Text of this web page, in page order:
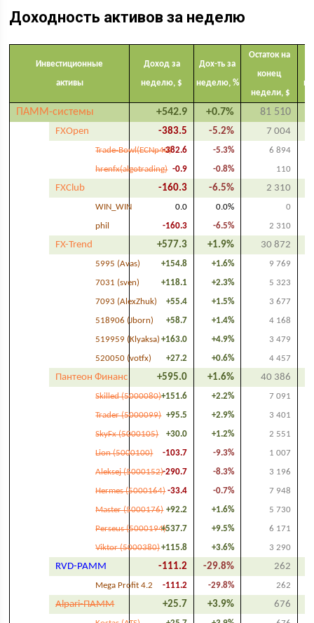
Доходность активов за неделю
Инвестиционные
активы
Доход за
неделю, $
Дох-ть за
неделю, %
Остаток на
конец
недели, $
ПАММ-системы +542.9 +0.7% 81 510
FXOpen -383.5 -5.2% 7 004
Trade-Bowl(ECNp40)-382.6 -5.3% 6 894
hrenfx(algotrading) -0.9 -0.8% 110
FXClub -160.3 -6.5% 2 310
WIN_WIN 0.0 0.0% 0
phil -160.3 -6.5% 2 310
FX-Trend +577.3 +1.9% 30 872
5995 (Avas) +154.8 +1.6% 9 769
7031 (sven) +118.1 +2.3% 5 323
7093 (AlexZhuk) +55.4 +1.5% 3 677
518906 (Jborn) +58.7 +1.4% 4 168
519959 (Klyaksa) +163.0 +4.9% 3 479
520050 (votfx) +27.2 +0.6% 4 457
Пантеон Финанс +595.0 +1.6% 40 386
Skilled (5000080)+151.6 +2.2% 7 091
Trader (5000099) +95.5 +2.9% 3 401
SkyFx (5000105) +30.0 +1.2% 2 551
Lion (5000100) -103.7 -9.3% 1 007
Aleksej (5000152)-290.7 -8.3% 3 196
Hermes (5000164) -33.4 -0.7% 7 948
Master (5000176) +92.2 +1.6% 5 730
Perseus (5000194)+537.7 +9.5% 6 171
Viktor (5000380)+115.8 +3.6% 3 290
RVD-PAMM -111.2 -29.8% 262
Mega Profit 4.2 -111.2 -29.8% 262
Alpari-ПАММ +25.7 +3.9% 676